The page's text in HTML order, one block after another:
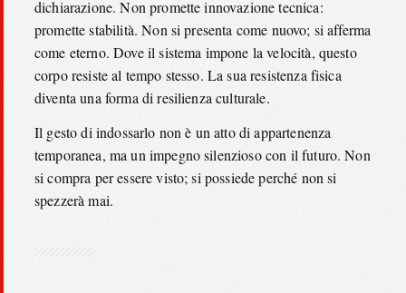
dichiarazione. Non promette innovazione tecnica:
promette stabilità. Non si presenta come nuovo; si afferma
come eterno. Dove il sistema impone la velocità, questo
corpo resiste al tempo stesso. La sua resistenza fisica
diventa una forma di resilienza culturale.
Il gesto di indossarlo non è un atto di appartenenza
temporanea, ma un impegno silenzioso con il futuro. Non
si compra per essere visto; si possiede perché non si
spezzerà mai.